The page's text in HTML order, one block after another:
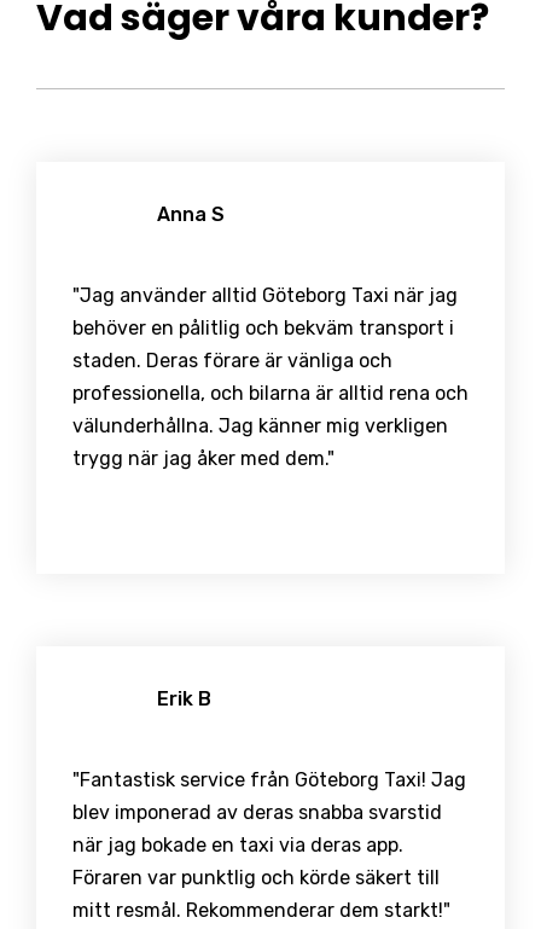
Vad säger våra kunder?
Anna S
"Jag använder alltid Göteborg Taxi när jag
behöver en pålitlig och bekväm transport i
staden. Deras förare är vänliga och
professionella, och bilarna är alltid rena och
välunderhållna. Jag känner mig verkligen
trygg när jag åker med dem."
Erik B
"Fantastisk service från Göteborg Taxi! Jag
blev imponerad av deras snabba svarstid
när jag bokade en taxi via deras app.
Föraren var punktlig och körde säkert till
mitt resmål. Rekommenderar dem starkt!"